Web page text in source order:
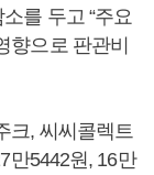
를 두고 “주요
향으로 판관비
크, 씨씨콜렉트
만5442원, 16만